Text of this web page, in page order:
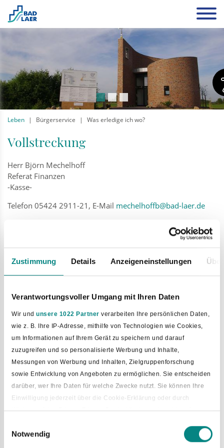
Zustimmung Details Anzeigeneinstellungen
Verantwortungsvoller Umgang mit Ihren Daten
Wir und unsere 1022 Partner verarbeiten Ihre persönlichen Daten,
wie z. B. Ihre IP-Adresse, mithilfe von Technologien wie Cookies,
um Informationen auf Ihrem Gerät zu speichern und darauf
zuzugreifen und so personalisierte Werbung und Inhalte,
Messungen von Werbung und Inhalten, Zielgruppenforschung
sowie Entwicklung von Angeboten zu ermöglichen. Sie entscheiden
darüber, wer Ihre Daten für welche Zwecke nutzt. Sie können Ihre
Einwilligung jederzeit über die Cookie-Erklärung oder durch
Klicken auf das Privacy Trigger Symbol ändern oder widerrufen
Wenn Sie es erlauben, würden wir auch gerne:
Notwendig
Leben Bürgerservice Was erledige ich wo?
Vollstreckung
Herr Björn Mechelhoff
Referat Finanzen
-Kasse-
Telefon 05424 2911-21, E-Mail mechelhoffb@bad-laer.de
49196 Bad Laer
Sprechzeiten:
Montag – Freitag, 8.30 – 12 Uhr
Donnerstag, 15 – 18 Uhr
Frau Mechthild Wilmes
Referat Finanzen
-Kasse-
Telefon 05424 2911-22, E-Mailwilmes@bad-laer.de
Rathaus, Raum Nummer 23
Sprechzeiten: